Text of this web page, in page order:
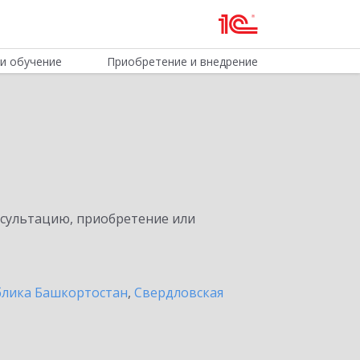
обучение Приобретение и внедрение
приобретение или
Башкортостан, Свердловская